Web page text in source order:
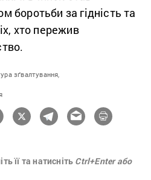
боротьби за гідність та
хто пережив
зґвалтування,
її та натисніть Ctrl+Enter або